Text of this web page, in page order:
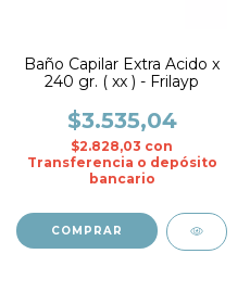
Baño Capilar Extra Acido x
240 gr. ( xx ) - Frilayp
$3.535,04
$2.828,03 con
Transferencia o depósito
bancario